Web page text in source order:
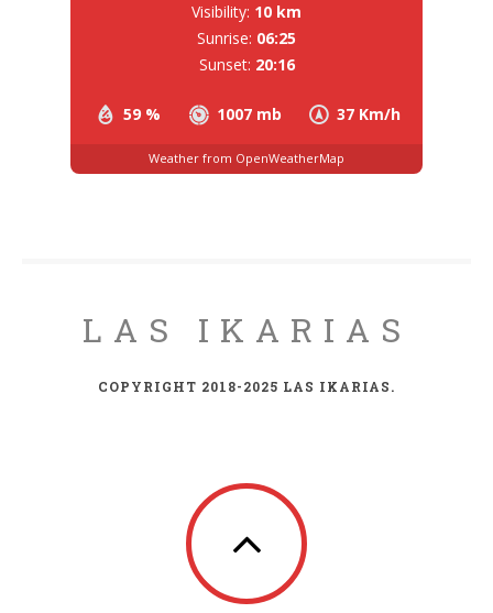
59 % 1007 mb 37 Km/h
Visibility: 10 km
Sunrise: 06:25
Sunset: 20:16
Weather from OpenWeatherMap
LAS IKARIAS
COPYRIGHT 2018-2025 LAS IKARIAS.